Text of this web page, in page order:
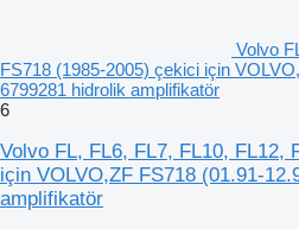
Volvo
FS718 (1985-2005) çekici için
6799281 hidrolik amplifikatör
6
Volvo FL, FL6, FL7, FL10, FL12,
için VOLVO,ZF FS718 (01.91-
amplifikatör